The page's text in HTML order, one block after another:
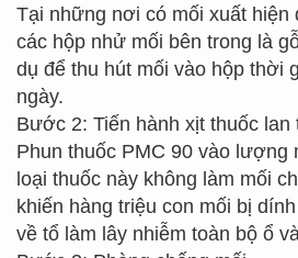
Tại những nơi có mối xuất hiện
các hộp nhử mối bên trong là
dụ để thu hút mối vào hộp thời
ngày.
Bước 2: Tiến hành xịt thuốc lan
Phun thuốc PMC 90 vào lượng
loại thuốc này không làm mối
khiến hàng triệu con mối bị
về tổ làm lây nhiễm toàn bộ ổ